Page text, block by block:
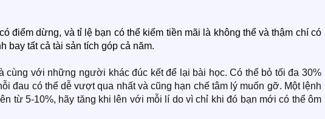
điểm dừng, và tỉ lệ bạn có thể kiếm tiền mãi là không thể và thậm chí có
bay tất cả tài sản tích góp cả năm.
cùng với những người khác đúc kết để lại bài học. Có thể bỏ tối đa 30%
đau có thể dễ vượt qua nhất và cũng hạn chế tâm lý muốn gỡ. Một lệnh
từ 5-10%, hãy tăng khi lên với mỗi lí do vì chỉ khi đó bạn mới có thể ôm